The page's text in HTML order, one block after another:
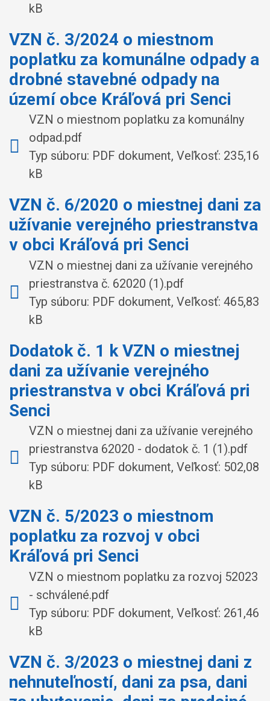
kB
VZN č. 3/2024 o miestnom
poplatku za komunálne odpady a
drobné stavebné odpady na
území obce Kráľová pri Senci
VZN o miestnom poplatku za komunálny
odpad.pdf
Typ súboru: PDF dokument, Veľkosť: 235,16
kB
VZN č. 6/2020 o miestnej dani za
užívanie verejného priestranstva
v obci Kráľová pri Senci
VZN o miestnej dani za užívanie verejného
priestranstva č. 62020 (1).pdf
Typ súboru: PDF dokument, Veľkosť: 465,83
kB
Dodatok č. 1 k VZN o miestnej
dani za užívanie verejného
priestranstva v obci Kráľová pri
Senci
VZN o miestnej dani za užívanie verejného
priestranstva 62020 - dodatok č. 1 (1).pdf
Typ súboru: PDF dokument, Veľkosť: 502,08
kB
VZN č. 5/2023 o miestnom
poplatku za rozvoj v obci
Kráľová pri Senci
VZN o miestnom poplatku za rozvoj 52023
- schválené.pdf
Typ súboru: PDF dokument, Veľkosť: 261,46
kB
VZN č. 3/2023 o miestnej dani z
nehnuteľností, dani za psa, dani